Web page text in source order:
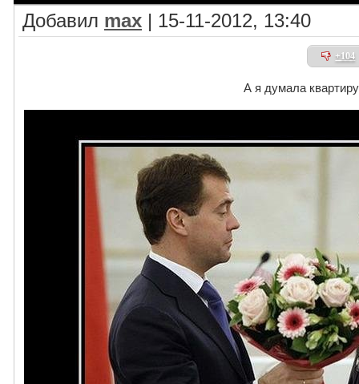
Добавил max | 15-11-2012, 13:40
+104
А я думала